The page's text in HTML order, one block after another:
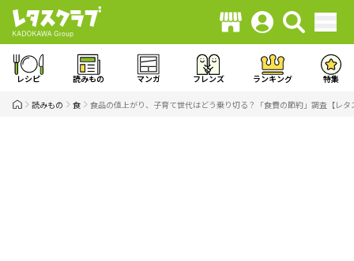
レシピ 読みもの マンガ フレンズ ランキング 特集
読みもの 食 食品の値上がり、子育て世代はどう乗り切る？「食費の節約」調査【レ